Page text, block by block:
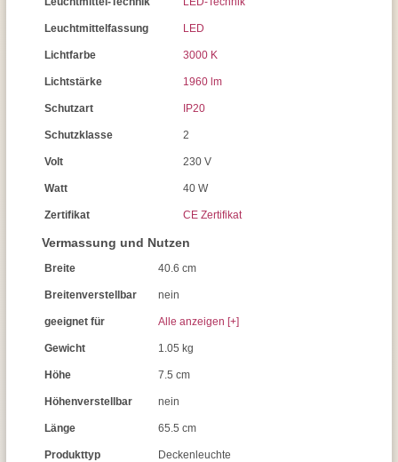
Leuchtmittelfassung LED
Lichtfarbe 3000 K
Lichtstärke 1960 lm
Schutzart IP20
Schutzklasse 2
Volt 230 V
Watt 40 W
Zertifikat CE Zertifikat
Vermassung und Nutzen
Breite 40.6 cm
Breitenverstellbar nein
geeignet für Alle anzeigen [+]
Gewicht 1.05 kg
Höhe 7.5 cm
Höhenverstellbar nein
Länge 65.5 cm
Produkttyp Deckenleuchte